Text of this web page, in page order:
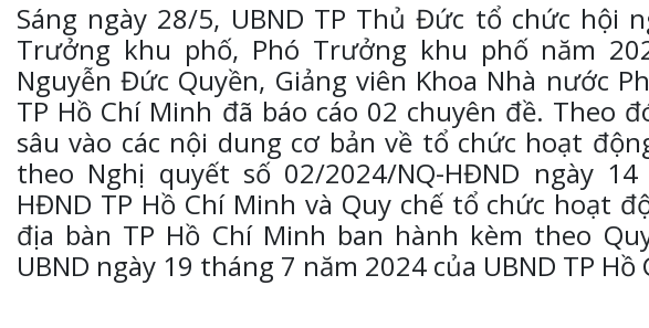
Sáng ngày 28/5, UBND TP Thủ Đức tổ chức hội
Trưởng khu phố, Phó Trưởng khu phố năm
Nguyễn Đức Quyền, Giảng viên Khoa Nhà nước
TP Hồ Chí Minh đã báo cáo 02 chuyên đề. Theo
sâu vào các nội dung cơ bản về tổ chức hoạt
theo Nghị quyết số 02/2024/NQ-HĐND ngày
HĐND TP Hồ Chí Minh và Quy chế tổ chức hoạt
địa bàn TP Hồ Chí Minh ban hành kèm theo
UBND ngày 19 tháng 7 năm 2024 của UBND TP Hồ